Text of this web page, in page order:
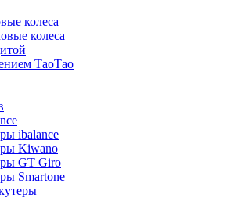
колеса
колеса
ТаоТао
ibalance
Kiwano
GT Giro
Smartone